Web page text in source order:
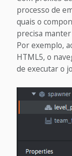
processo de
quais o
precisa
Por exemplo,
HTML5, o
de executar o